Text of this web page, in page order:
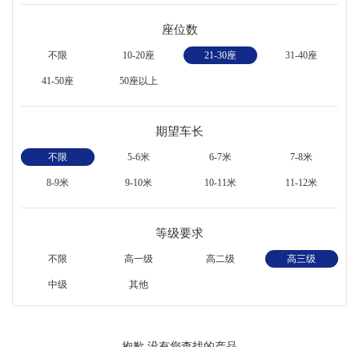
座位数
不限 10-20座 21-30座 31-40座
41-50座 50座以上
期望车长
不限 5-6米 6-7米 7-8米
8-9米 9-10米 10-11米 11-12米
等级要求
不限 高一级 高二级 高三级
中级 其他